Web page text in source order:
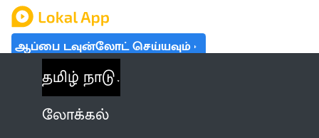
ஆப்பை டவுன்லோட் செய்யவும்
தமிழ் நாடு
லோக்கல்